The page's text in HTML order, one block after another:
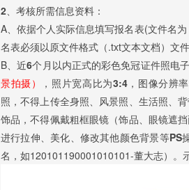
2、考核所需信息资料：
A、依据个人实际信息填写报名表(文件名
名表必须以原文件格式（.txt文本文档）文
B、近6个月以内正式的彩色免冠证件照电
景拍摄）
，照片宽高比为3:4，图像分辨
照，不得上传全身照、风景照、生活照、
饰品，不得佩戴粗框眼镜（饰品、眼镜遮
进行拉伸、美化、修改其他颜色背景等PS
名，如120101190001010101-董大志）。